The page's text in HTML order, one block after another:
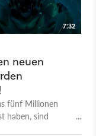
7:32
neuen
fünf Millionen
haben, sind